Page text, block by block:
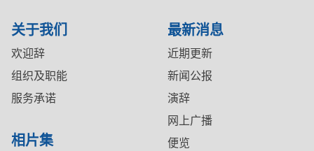
关于我们
欢迎辞
组织及职能
服务承诺
相片集
最新消息
近期更新
新闻公报
演辞
网上广播
便览